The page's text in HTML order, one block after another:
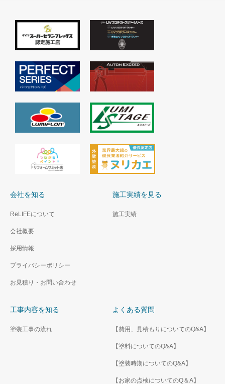
会社を知る
ReLIFEについて
会社概要
採用情報
プライバシーポリシー
お見積り・お問い合わせ
施工実績を見る
施工実績
工事内容を知る
塗装工事の流れ
よくある質問
【費用、見積もりについてのQ&A】
【塗料についてのQ&A】
【塗装時期についてのQ&A】
【お家の点検についてのQ＆A】